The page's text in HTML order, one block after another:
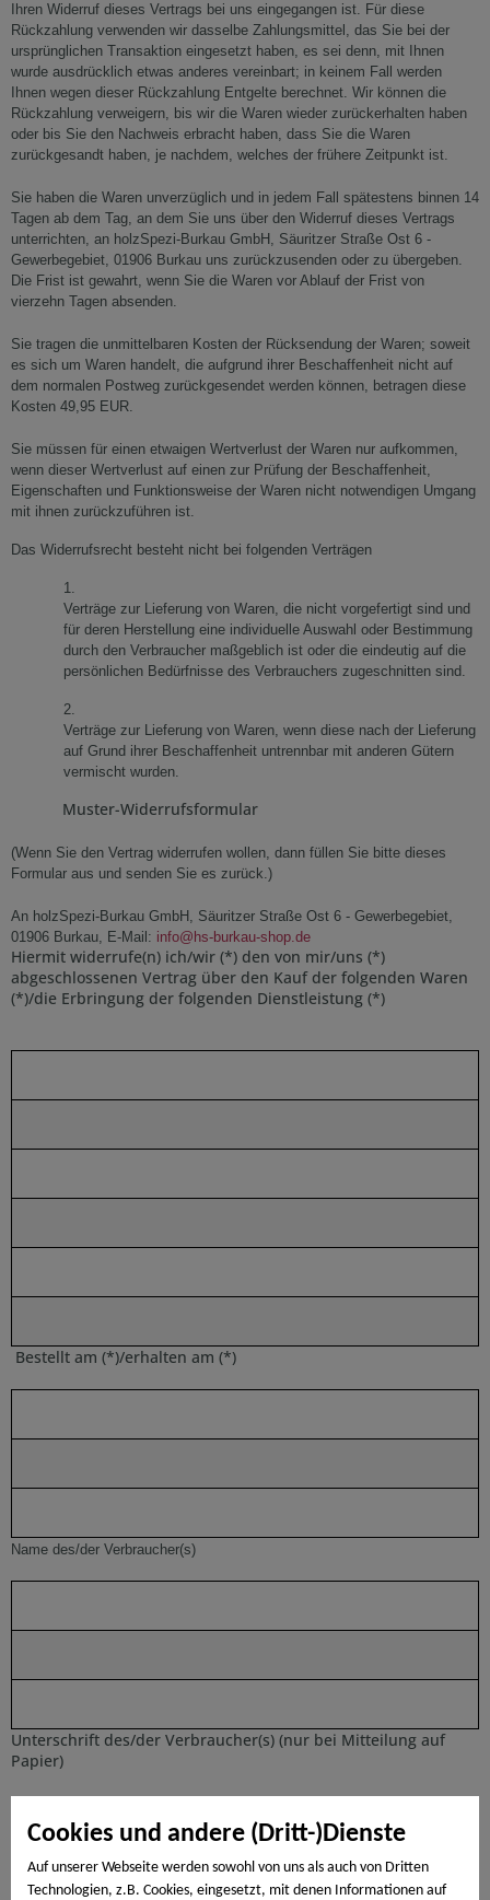
Cookies und andere (Dritt-)Dienste
Auf unserer Webseite werden sowohl von uns als auch von Dritten
Technologien, z.B. Cookies, eingesetzt, mit denen Informationen auf
Ihren Widerruf dieses Vertrags bei uns eingegangen ist. Für diese
Rückzahlung verwenden wir dasselbe Zahlungsmittel, das Sie bei der
ursprünglichen Transaktion eingesetzt haben, es sei denn, mit Ihnen
wurde ausdrücklich etwas anderes vereinbart; in keinem Fall werden
Ihnen wegen dieser Rückzahlung Entgelte berechnet. Wir können die
Rückzahlung verweigern, bis wir die Waren wieder zurückerhalten haben
oder bis Sie den Nachweis erbracht haben, dass Sie die Waren
zurückgesandt haben, je nachdem, welches der frühere Zeitpunkt ist.
Sie haben die Waren unverzüglich und in jedem Fall spätestens binnen 14
Tagen ab dem Tag, an dem Sie uns über den Widerruf dieses Vertrags
unterrichten, an holzSpezi-Burkau GmbH, Säuritzer Straße Ost 6 -
Gewerbegebiet, 01906 Burkau uns zurückzusenden oder zu übergeben.
Die Frist ist gewahrt, wenn Sie die Waren vor Ablauf der Frist von
vierzehn Tagen absenden.
Sie tragen die unmittelbaren Kosten der Rücksendung der Waren; soweit
es sich um Waren handelt, die aufgrund ihrer Beschaffenheit nicht auf
dem normalen Postweg zurückgesendet werden können, betragen diese
Kosten 49,95 EUR.
Sie müssen für einen etwaigen Wertverlust der Waren nur aufkommen,
wenn dieser Wertverlust auf einen zur Prüfung der Beschaffenheit,
Eigenschaften und Funktionsweise der Waren nicht notwendigen Umgang
mit ihnen zurückzuführen ist.
Das Widerrufsrecht besteht nicht bei folgenden Verträgen
1.
Verträge zur Lieferung von Waren, die nicht vorgefertigt sind und
für deren Herstellung eine individuelle Auswahl oder Bestimmung
durch den Verbraucher maßgeblich ist oder die eindeutig auf die
persönlichen Bedürfnisse des Verbrauchers zugeschnitten sind.
2.
Verträge zur Lieferung von Waren, wenn diese nach der Lieferung
auf Grund ihrer Beschaffenheit untrennbar mit anderen Gütern
vermischt wurden.
Muster-Widerrufsformular
(Wenn Sie den Vertrag widerrufen wollen, dann füllen Sie bitte dieses
Formular aus und senden Sie es zurück.)
An holzSpezi-Burkau GmbH, Säuritzer Straße Ost 6 - Gewerbegebiet,
01906 Burkau, E-Mail: info@hs-burkau-shop.de
Hiermit widerrufe(n) ich/wir (*) den von mir/uns (*)
abgeschlossenen Vertrag über den Kauf der folgenden Waren
(*)/die Erbringung der folgenden Dienstleistung (*)
Bestellt am (*)/erhalten am (*)
Name des/der Verbraucher(s)
Unterschrift des/der Verbraucher(s) (nur bei Mitteilung auf
Papier)
Datum